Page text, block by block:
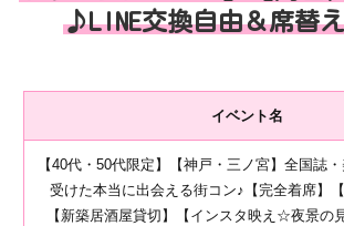
♪LINE交換自由＆席替
イベント名
【40代・50代限定】【神戸・三ノ宮】全国誌
受けた本当に出会える街コン♪【完全着席】【
【新築居酒屋貸切】【インスタ映え☆夜景の